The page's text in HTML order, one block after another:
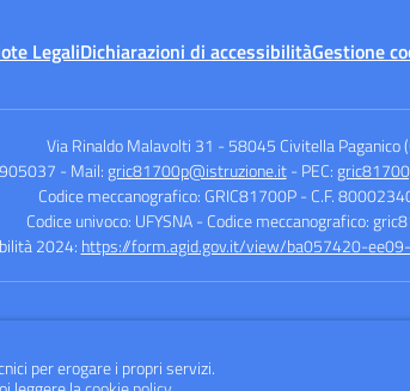
LegaliDichiarazioni di accessibilitàGestione
Via Rinaldo Malavolti 31 - 58045 Civitella Paganico
- Mail:gric81700p@istruzione.it - PEC:
Codice meccanografico: GRIC81700P - C.F.
Codice univoco: UFYSNA- Codice meccanografico:
2024: https://form.agid.gov.it/view/ba057420-
per erogare i propri servizi.